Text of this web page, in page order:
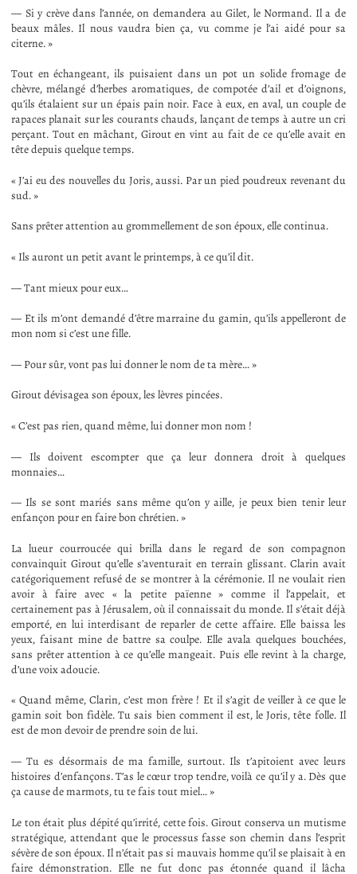
— Si y crève dans l’année, on demandera au Gilet, le Normand. Il a de
beaux mâles. Il nous vaudra bien ça, vu comme je l’ai aidé pour sa
citerne. »
Tout en échangeant, ils puisaient dans un pot un solide fromage de
chèvre, mélangé d’herbes aromatiques, de compotée d’ail et d’oignons,
qu’ils étalaient sur un épais pain noir. Face à eux, en aval, un couple de
rapaces planait sur les courants chauds, lançant de temps à autre un cri
perçant. Tout en mâchant, Girout en vint au fait de ce qu’elle avait en
tête depuis quelque temps.
« J’ai eu des nouvelles du Joris, aussi. Par un pied poudreux revenant du
sud. »
Sans prêter attention au grommellement de son époux, elle continua.
« Ils auront un petit avant le printemps, à ce qu’il dit.
— Tant mieux pour eux…
— Et ils m’ont demandé d’être marraine du gamin, qu’ils appelleront de
mon nom si c’est une fille.
— Pour sûr, vont pas lui donner le nom de ta mère… »
Girout dévisagea son époux, les lèvres pincées.
« C’est pas rien, quand même, lui donner mon nom !
— Ils doivent escompter que ça leur donnera droit à quelques
monnaies…
— Ils se sont mariés sans même qu’on y aille, je peux bien tenir leur
enfançon pour en faire bon chrétien. »
La lueur courroucée qui brilla dans le regard de son compagnon
convainquit Girout qu’elle s’aventurait en terrain glissant. Clarin avait
catégoriquement refusé de se montrer à la cérémonie. Il ne voulait rien
avoir à faire avec « la petite païenne » comme il l’appelait, et
certainement pas à Jérusalem, où il connaissait du monde. Il s’était déjà
emporté, en lui interdisant de reparler de cette affaire. Elle baissa les
yeux, faisant mine de battre sa coulpe. Elle avala quelques bouchées,
sans prêter attention à ce qu’elle mangeait. Puis elle revint à la charge,
d’une voix adoucie.
« Quand même, Clarin, c’est mon frère ! Et il s’agit de veiller à ce que le
gamin soit bon fidèle. Tu sais bien comment il est, le Joris, tête folle. Il
est de mon devoir de prendre soin de lui.
— Tu es désormais de ma famille, surtout. Ils t’apitoient avec leurs
histoires d’enfançons. T’as le cœur trop tendre, voilà ce qu’il y a. Dès que
ça cause de marmots, tu te fais tout miel… »
Le ton était plus dépité qu’irrité, cette fois. Girout conserva un mutisme
stratégique, attendant que le processus fasse son chemin dans l’esprit
sévère de son époux. Il n’était pas si mauvais homme qu’il se plaisait à en
faire démonstration. Elle ne fut donc pas étonnée quand il lâcha